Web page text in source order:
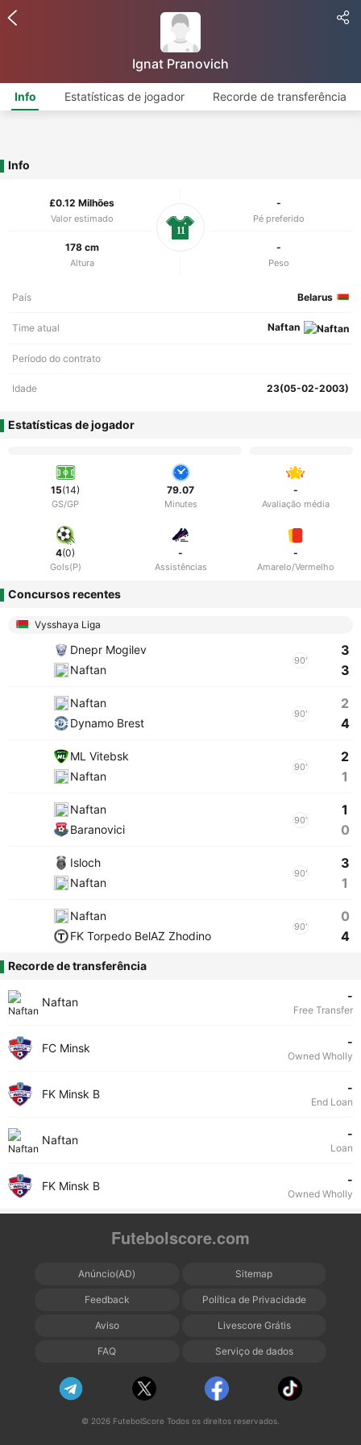
Ignat Pranovich
Info Estatísticas de jogador Recorde de transferência
Info
£0.12 Milhões
Valor estimado
-
Pé preferido
178 cm
Altura
-
Peso
11
País Belarus
Time atual Naftan
Período do contrato
Idade 23(05-02-2003)
Estatísticas de jogador
15(14)
GS/GP
79.07
Minutes
-
Avaliação média
4(0)
Gols(P)
-
Assistências
-
Amarelo/Vermelho
Concursos recentes
Vysshaya Liga
Dnepr Mogilev
Naftan
90'
3
3
Naftan
Dynamo Brest
90'
2
4
ML Vitebsk
Naftan
90'
2
1
Naftan
Baranovici
90'
1
0
Isloch
Naftan
90'
3
1
Naftan
FK Torpedo BelAZ Zhodino
90'
0
4
Recorde de transferência
Naftan -
Free Transfer
FC Minsk -
Owned Wholly
FK Minsk B -
End Loan
Naftan -
Loan
FK Minsk B -
Owned Wholly
Futebolscore.com
Anúncio(AD) Sitemap
Feedback Política de Privacidade
Aviso Livescore Grátis
FAQ Serviço de dados
© 2026 FutebolScore Todos os direitos reservados.